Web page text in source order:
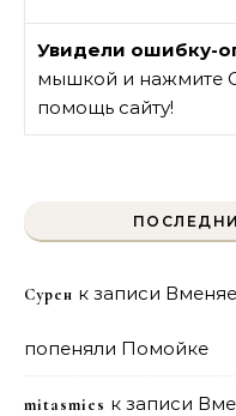
Увидели ошибку-
мышкой и нажмите
помощь сайту!
Сурен к записи
попеняли Помойке
mitasmies к записи